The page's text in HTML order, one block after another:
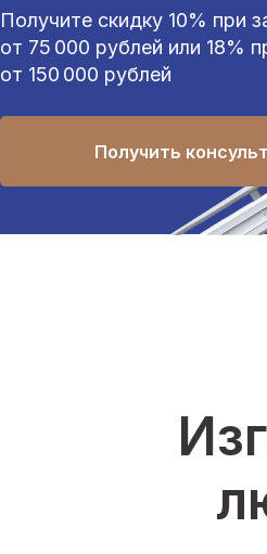
Получите скидку 10% при
от 75 000 рублей или 18%
от 150 000 рублей
Получить